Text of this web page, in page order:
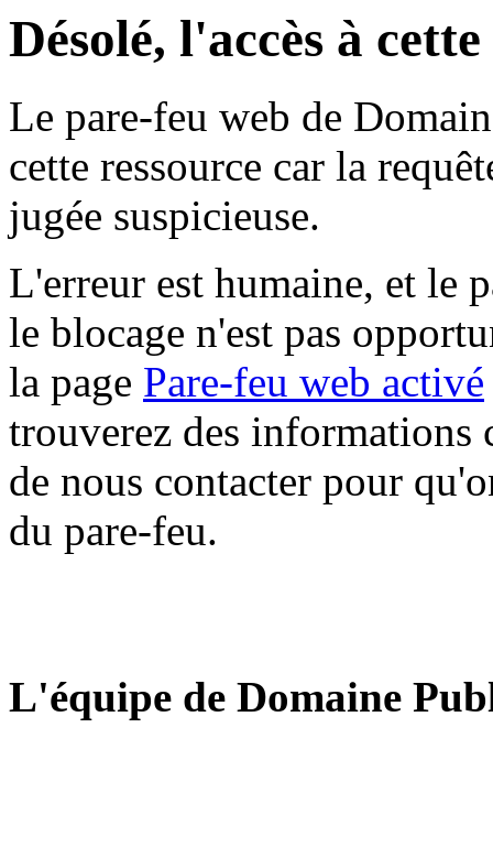
Désolé, l'accès à
Le pare-feu web de
cette ressource car la
jugée suspicieuse.
L'erreur est humaine, et le
le blocage n'est pas
la page Pare-feu web activé
trouverez des informations
de nous contacter pour
du pare-feu.
L'équipe de Domaine